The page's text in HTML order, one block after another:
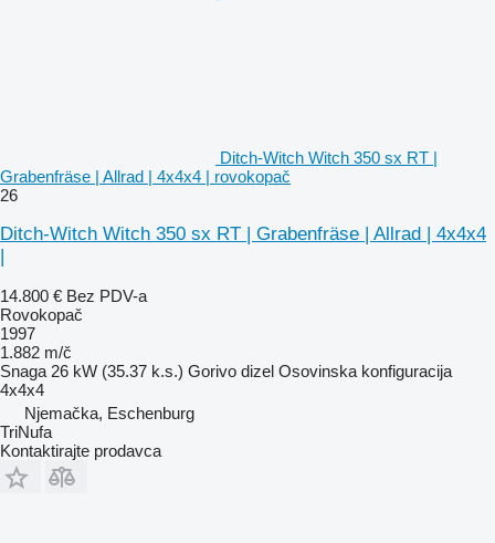
Ditch-Witch Witch 350 sx RT |
Grabenfräse | Allrad | 4x4x4 | rovokopač
26
Ditch-Witch Witch 350 sx RT | Grabenfräse | Allrad | 4x4x4
|
14.800 € Bez PDV-a
Rovokopač
1997
1.882 m/č
Snaga 26 kW (35.37 k.s.) Gorivo dizel Osovinska konfiguracija
4x4x4
Njemačka, Eschenburg
TriNufa
Kontaktirajte prodavca